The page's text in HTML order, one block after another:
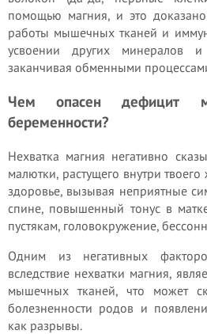
помощью магния, и это
работы мышечных тканей и
усвоении других минералов
заканчивая обменными
Чем опасен дефицит
беременности?
Нехватка магния негативно
малютки, растущего внутри
здоровье, вызывая неприятные
спине, повышенный тонус в
пустякам, головокружение,
Одним из негативных
вследствие нехватки магния,
мышечных тканей, что может
болезненности родов и
как разрывы.